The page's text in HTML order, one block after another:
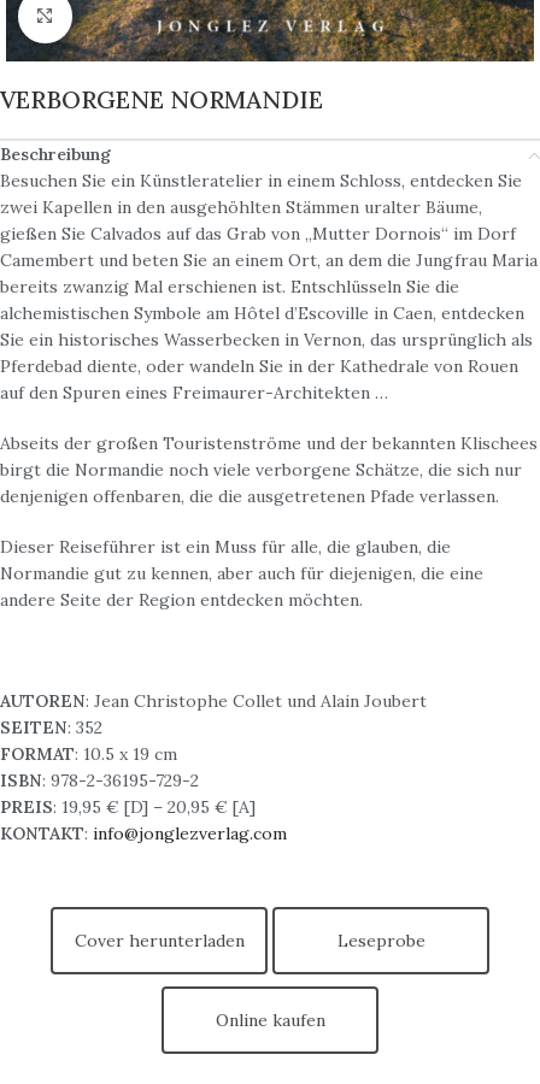
Click to enlarge
VERBORGENE NORMANDIE
Beschreibung
Besuchen Sie ein Künstleratelier in einem Schloss, entdecken Sie
zwei Kapellen in den ausgehöhlten Stämmen uralter Bäume,
gießen Sie Calvados auf das Grab von „Mutter Dornois“ im Dorf
Camembert und beten Sie an einem Ort, an dem die Jungfrau Maria
bereits zwanzig Mal erschienen ist. Entschlüsseln Sie die
alchemistischen Symbole am Hôtel d’Escoville in Caen, entdecken
Sie ein historisches Wasserbecken in Vernon, das ursprünglich als
Pferdebad diente, oder wandeln Sie in der Kathedrale von Rouen
auf den Spuren eines Freimaurer-Architekten …
Abseits der großen Touristenströme und der bekannten Klischees
birgt die Normandie noch viele verborgene Schätze, die sich nur
denjenigen offenbaren, die die ausgetretenen Pfade verlassen.
Dieser Reiseführer ist ein Muss für alle, die glauben, die
Normandie gut zu kennen, aber auch für diejenigen, die eine
andere Seite der Region entdecken möchten.
AUTOREN: Jean Christophe Collet und Alain Joubert
SEITEN: 352
FORMAT: 10.5 x 19 cm
ISBN: 978-2-36195-729-2
PREIS: 19,95 € [D] – 20,95 € [A]
KONTAKT: info@jonglezverlag.com
Cover herunterladen Leseprobe
Online kaufen